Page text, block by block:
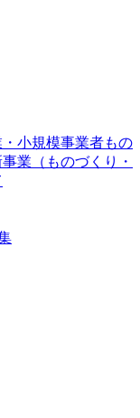
小規模事業者もの
業（ものづくり・